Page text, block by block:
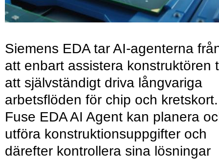
Siemens EDA tar AI-agenterna
att enbart assistera konstruktören
att självständigt driva långvariga
arbetsflöden för chip och kretskort.
Fuse EDA AI Agent kan planera
utföra konstruktionsuppgifter och
därefter kontrollera sina lösningar